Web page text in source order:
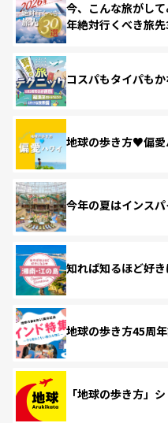
今、こんな旅がし
年絶対行くべき旅
コスパもタイパも
地球の歩き方♥偏愛
今年の夏はインスパ
知れば知るほど好
地球の歩き方45周
「地球の歩き方」